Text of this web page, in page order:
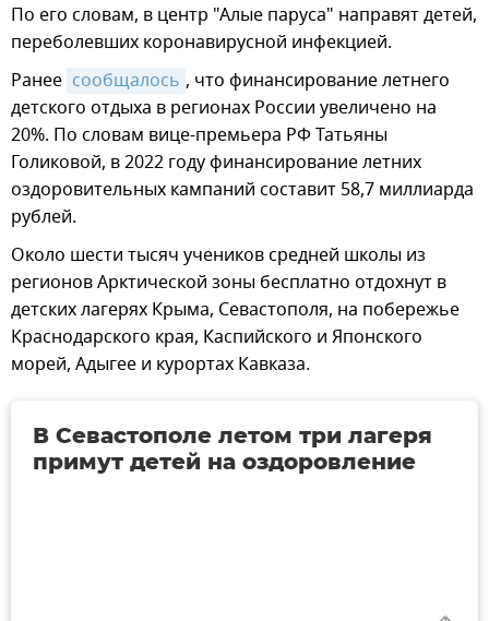
По его словам, в центр "Алые паруса" направят детей,
переболевших коронавирусной инфекцией.
Ранее сообщалось , что финансирование летнего
детского отдыха в регионах России увеличено на
20%. По словам вице-премьера РФ Татьяны
Голиковой, в 2022 году финансирование летних
оздоровительных кампаний составит 58,7 миллиарда
рублей.
Около шести тысяч учеников средней школы из
регионов Арктической зоны бесплатно отдохнут в
детских лагерях Крыма, Севастополя, на побережье
Краснодарского края, Каспийского и Японского
морей, Адыгее и курортах Кавказа.
В Севастополе летом три лагеря
примут детей на оздоровление